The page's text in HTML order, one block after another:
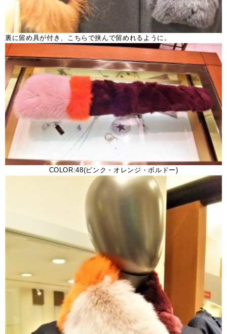
裏に留め具が付き、こちらで挟んで留めれるように。
COLOR:48(ピンク・オレンジ・ボルドー)